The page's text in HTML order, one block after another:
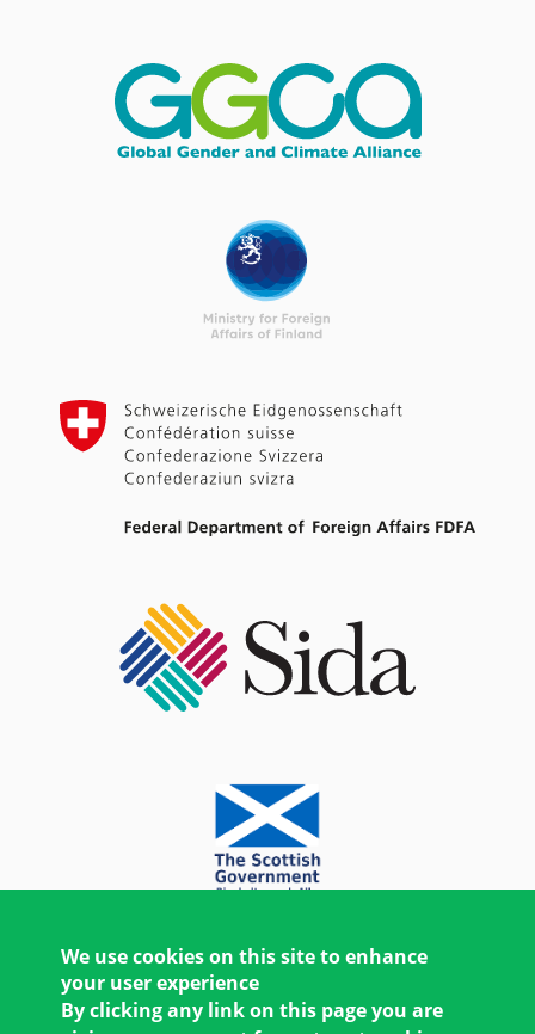
We use cookies on this site to enhance
your user experience
By clicking any link on this page you are